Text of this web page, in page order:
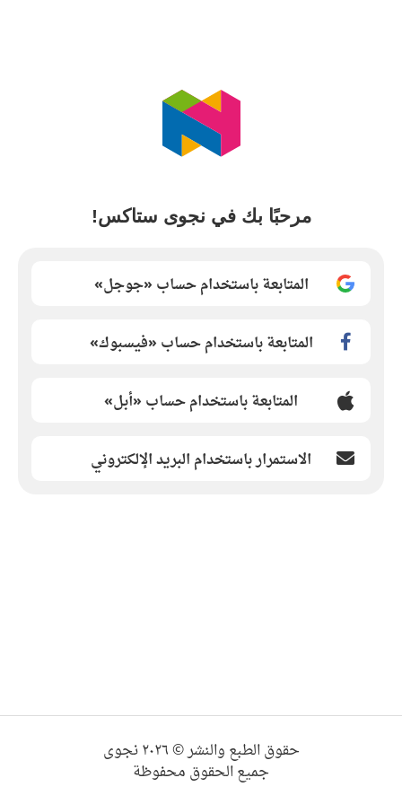
مرحبًا بك في نجوى ستاكس!
المتابعة باستخدام حساب «جوجل»
المتابعة باستخدام حساب «فيسبوك»
المتابعة باستخدام حساب «أبل»
الاستمرار باستخدام البريد الإلكتروني
حقوق الطبع والنشر © ٢٠٢٦ نجوى
جميع الحقوق محفوظة